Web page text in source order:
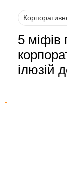
5 міфів
ілюзій